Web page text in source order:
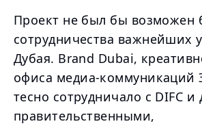
Проект не был бы возможен
сотрудничества важнейших
Дубая. Brand Dubai,
офиса медиа-коммуникаций
тесно сотрудничало с DIFC и
правительственными,